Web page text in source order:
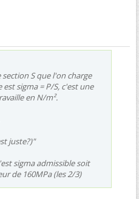
S que l'on charge
sigma = P/S, c'est une
en N/m².
juste?)"
sigma admissible soit
de 160MPa (les 2/3)